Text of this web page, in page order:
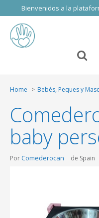
Bienvenidos a la
Home Bebés, Peques y
baby
PorComederocan de Spain